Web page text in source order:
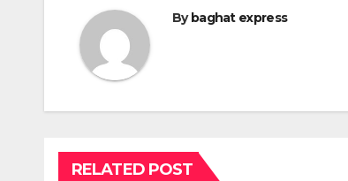
Bybaghat express
RELATED POST